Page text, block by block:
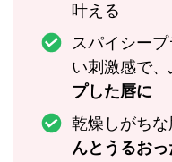
叶える
スパイシー
い刺激感で
プした唇に
乾燥しがちな
んとうるお